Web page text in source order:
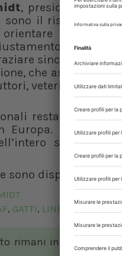
, presidente del
sono il risultato di
la
sinceramente i
che assicurano
veterinari e
restano il
settore
sono disponibili in
, GATTI, LINEE GUIDA ,
rimani in contatto